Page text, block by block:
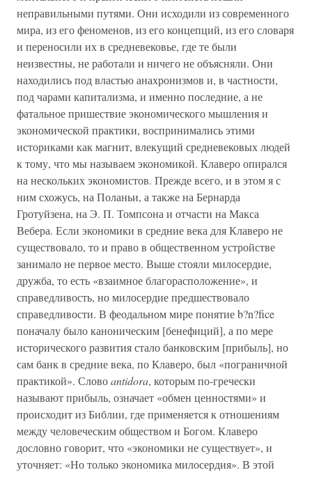
неправильными путями. Они исходили из современного
мира, из его феноменов, из его концепций, из его словаря
и переносили их в средневековье, где те были
неизвестны, не работали и ничего не объясняли. Они
находились под властью анахронизмов и, в частности,
под чарами капитализма, и именно последние, а не
фатальное пришествие экономического мышления и
экономической практики, воспринимались этими
историками как магнит, влекущий средневековых людей
к тому, что мы называем экономикой. Клаверо опирался
на нескольких экономистов. Прежде всего, и в этом я с
ним схожусь, на Поланьи, а также на Бернарда
Гротуйзена, на Э. П. Томпсона и отчасти на Макса
Вебера. Если экономики в средние века для Клаверо не
существовало, то и право в общественном устройстве
занимало не первое место. Выше стояли милосердие,
дружба, то есть «взаимное благорасположение», и
справедливость, но милосердие предшествовало
справедливости. В феодальном мире понятие b?n?fice
поначалу было каноническим [бенефиций], а по мере
исторического развития стало банковским [прибыль], но
сам банк в средние века, по Клаверо, был «пограничной
практикой». Словоantidora, которым по-гречески
называют прибыль, означает «обмен ценностями» и
происходит из Библии, где применяется к отношениям
между человеческим обществом и Богом. Клаверо
дословно говорит, что «экономики не существует», и
уточняет: «Но только экономика милосердия». В этой